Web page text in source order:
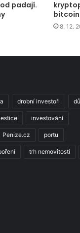
padají.
bitcoin
8. 12.
drobní investoři
investování
Penize.cz portu
trh nemovitostí